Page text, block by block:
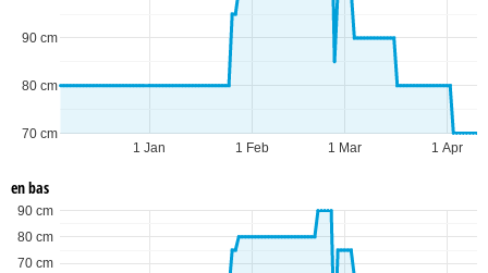
1 Jan 1 Feb 1 Mar 1 Apr
70 cm
80 cm
90 cm
en bas
70 cm
80 cm
90 cm